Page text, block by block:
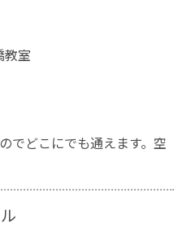
教室
でどこにでも通えます。空